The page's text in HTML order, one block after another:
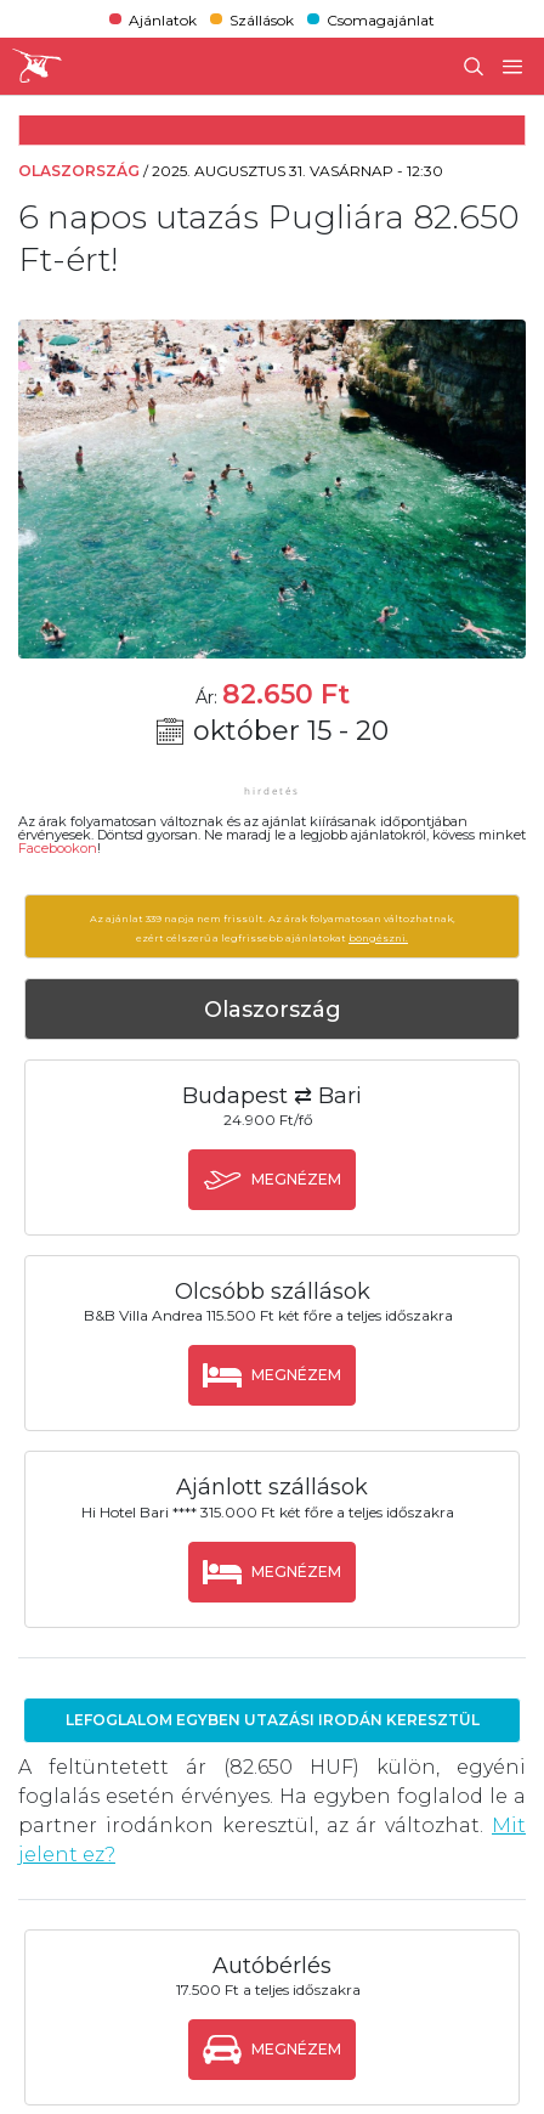
Ajánlatok Szállások Csomagajánlat
OLASZORSZÁG /2025. AUGUSZTUS 31. VASÁRNAP - 12:30
6 napos utazás Pugliára 82.650
Ft-ért!
Ár: 82.650 Ft
október 15 - 20
Az árak folyamatosan változnak és az ajánlat kiírásanak időpontjában
érvényesek. Döntsd gyorsan. Ne maradj le a legjobb ajánlatokról, kövess minket
Facebookon!
Az ajánlat 339 napja nem frissült. Az árak folyamatosan változhatnak,
ezért célszerű a legfrissebb ajánlatokat böngészni.
Olaszország
Budapest ⇄ Bari
24.900 Ft/fő
MEGNÉZEM
Olcsóbb szállások
B&B Villa Andrea 115.500 Ft két főre a teljes időszakra
MEGNÉZEM
Ajánlott szállások
Hi Hotel Bari **** 315.000 Ft két főre a teljes időszakra
MEGNÉZEM
LEFOGLALOM EGYBEN UTAZÁSI IRODÁN KERESZTÜL
A feltüntetett ár (82.650 HUF) külön, egyéni
foglalás esetén érvényes. Ha egyben foglalod le a
partner irodánkon keresztül, az ár változhat.
Mit
jelent ez?
Autóbérlés
17.500 Ft a teljes időszakra
MEGNÉZEM